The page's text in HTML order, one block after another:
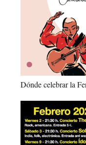
Dónde celebrar la